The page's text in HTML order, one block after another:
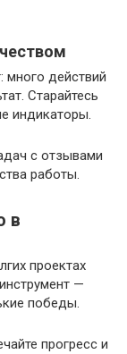
много действий
Старайтесь
индикаторы.
с отзывами
работы.
в
проектах
—
победы.
прогресс и